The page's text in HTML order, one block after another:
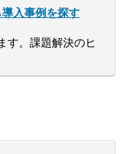
導入事例を探す
す。課題解決のヒ